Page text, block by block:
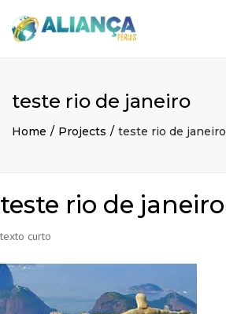
teste rio de janeiro
Home Projects teste rio de janeiro
teste rio de janeiro
texto curto